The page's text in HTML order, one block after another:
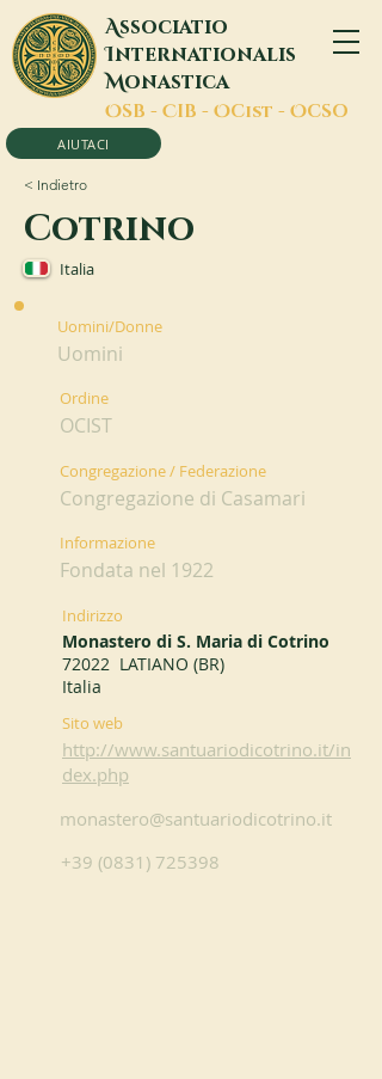
Associatio
Internationalis
Monastica
OSB - CIB - OCist - OCSO
AIUTACI
< Indietro
Cotrino
Italia
Uomini/Donne
Uomini
Ordine
OCIST
Congregazione / Federazione
Congregazione di Casamari
Informazione
Fondata nel 1922
Indirizzo
Monastero di S. Maria di Cotrino
72022 LATIANO (BR)
Italia
Sito web
http://www.santuariodicotrino.it/in
dex.php
monastero@santuariodicotrino.it
+39 (0831) 725398